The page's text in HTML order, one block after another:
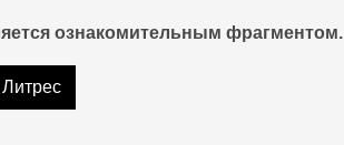
ознакомительным фрагментом.